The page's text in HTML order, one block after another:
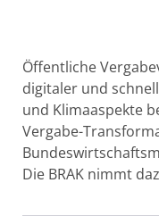
Öffentliche
digitaler und
und Klimaaspekte
Vergabe-
Die BRAK nimmt